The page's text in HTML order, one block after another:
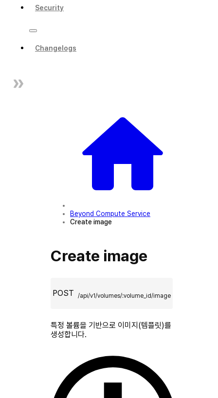
Security
Changelogs
Beyond Compute Service
Create image
Create image
POST /api/v1/volumes/:volume_id/image
특정 볼륨을 기반으로 이미지(템플릿)를
생성합니다.